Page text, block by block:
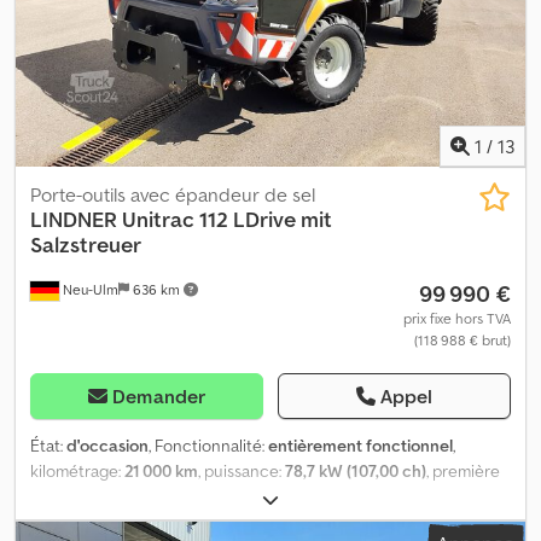
1 / 13
Neu-Ulm 636 km
Porte-outils avec épandeur de sel
LINDNER Unitrac 112 LDrive mit
Salzstreuer
99 990 €
prix fixe hors TVA
(118 988 € brut)
Demander Appel
État:d'occasion, Fonctionnalité:entièrement fonctionnel,
kilométrage:21 000 km, puissance:78,7 kW (107,00 ch), première
, type de carburant:
orange trafic, configuration d'essieux:4x4, dimension des pneus: